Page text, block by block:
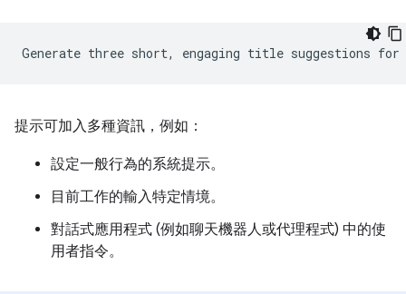
提示可加入多種資訊，例如：
設定一般行為的系統提示。
目前工作的輸入特定情境。
對話式應用程式 (例如聊天機器人或代理程式) 中的使
用者指令。